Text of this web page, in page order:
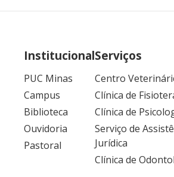
Institucional
PUC Minas
Campus
Biblioteca
Ouvidoria
Pastoral
Serviços
Centro
Clínica de
Clínica de
Serviço de
Jurídica
Clínica de